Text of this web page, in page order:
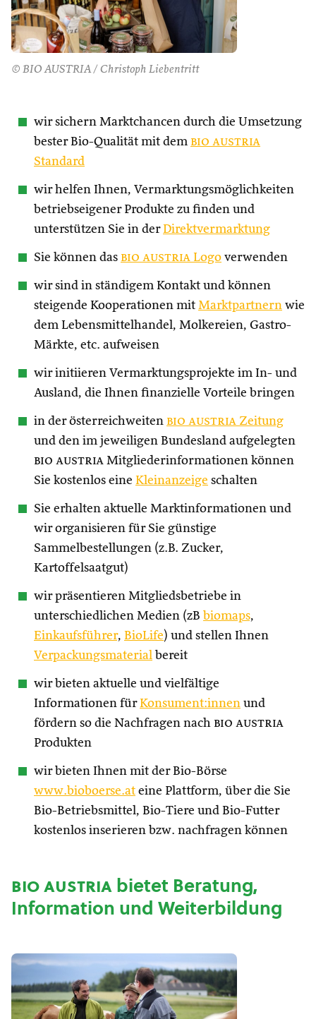
© BIO AUSTRIA / Christoph Liebentritt
wir sichern Marktchancen durch die Umsetzung
bester Bio-Qualität mit dem bio austria
Standard
wir helfen Ihnen, Vermarktungsmöglichkeiten
betriebseigener Produkte zu finden und
unterstützen Sie in derDirektvermarktung
Sie können das bio austria Logo verwenden
wir sind in ständigem Kontakt und können
steigende Kooperationen mit Marktpartnern wie
dem Lebensmittelhandel, Molkereien, Gastro-
Märkte, etc. aufweisen
wir initiieren Vermarktungsprojekte im In- und
Ausland, die Ihnen finanzielle Vorteile bringen
in der österreichweiten bio austria Zeitung
und den im jeweiligen Bundesland aufgelegten
bio austria Mitgliederinformationen können
Sie kostenlos eine Kleinanzeige schalten
Sie erhalten aktuelle Marktinformationen und
wir organisieren für Sie günstige
Sammelbestellungen (z.B. Zucker,
Kartoffelsaatgut)
wir präsentieren Mitgliedsbetriebe in
unterschiedlichen Medien (zB biomaps,
Einkaufsführer, BioLife) und stellen Ihnen
Verpackungsmaterial bereit
wir bieten aktuelle und vielfältige
Informationen fürKonsument:innen und
fördern so die Nachfragen nach bio austria
Produkten
wir bieten Ihnen mit der Bio-Börse
www.bioboerse.at eine Plattform, über die Sie
Bio-Betriebsmittel, Bio-Tiere und Bio-Futter
kostenlos inserieren bzw. nachfragen können
bio austriabietet Beratung,
Information und Weiterbildung